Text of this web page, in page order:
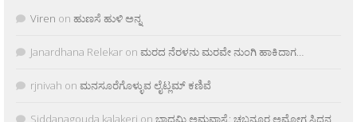
Viren on ಹುಣಸೆ ಹುಳಿ ಅನ್ನ
Janardhana Relekar on ಮರದ ನೆರಳನು ಮರವೇ ನುಂಗಿ ಹಾಕಿದಾಗ…
rjnivah on ಮನಸೂರೆಗೊಳ್ಳುವ ಲೈಟ್ಲಮ್ ಕಣಿವೆ
Siddanagouda kalakeri on ಬಾದಮಿ ಅಮವಾಸ್ಯೆ: ಚಬನೂರ ಅಮೋಗ ಸಿದ್ದನ